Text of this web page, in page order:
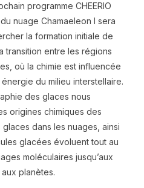
programme CHEERIO
nuage Chamaeleon I sera
la formation initiale de
transition entre les régions
où la chimie est influencée
du milieu interstellaire.
des glaces nous
origines chimiques des
dans les nuages, ainsi
glacées évoluent tout au
moléculaires jusqu’aux
planètes.